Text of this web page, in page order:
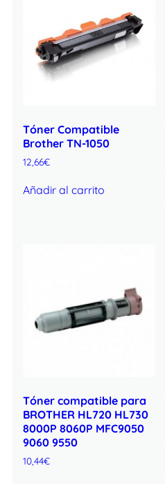
Tóner Compatible
Brother TN-1050
12,66€
Añadir al carrito
Tóner compatible para
BROTHER HL720 HL730
8000P 8060P MFC9050
9060 9550
10,44€